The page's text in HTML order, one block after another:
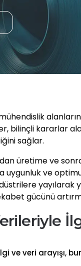
bilinçli kararlar
sağlar.
üretime ve
uygunluk ve
yayılarak
gücünü
ve veri arayışı,